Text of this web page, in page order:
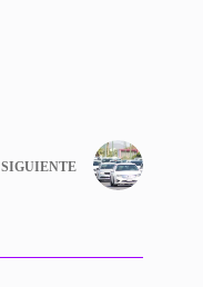
SIGUIENTE